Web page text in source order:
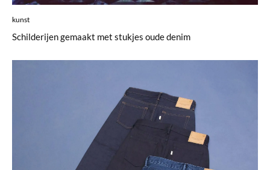
kunst
Schilderijen gemaakt met stukjes oude denim